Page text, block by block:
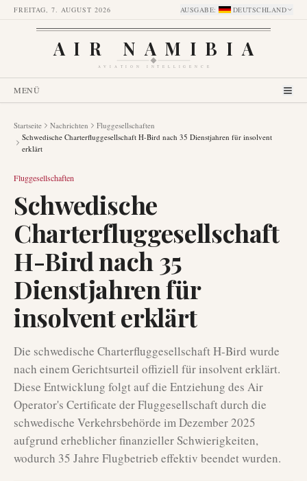
FREITAG, 7. AUGUST 2026 AUSGABE: DEUTSCHLAND
AIR NAMIBIA
AVIATION INTELLIGENCE
MENÜ
Startseite Nachrichten
Fluggesellschaften
Schwedische Charterfluggesellschaft H-Bird nach 35 Dienstjahren für insolvent
erklärt
Fluggesellschaften
Schwedische
Charterfluggesellschaft
H-Bird nach 35
Dienstjahren für
insolvent erklärt
Die schwedische Charterfluggesellschaft H-Bird wurde
nach einem Gerichtsurteil offiziell für insolvent erklärt.
Diese Entwicklung folgt auf die Entziehung des Air
Operator's Certificate der Fluggesellschaft durch die
schwedische Verkehrsbehörde im Dezember 2025
aufgrund erheblicher finanzieller Schwierigkeiten,
wodurch 35 Jahre Flugbetrieb effektiv beendet wurden.